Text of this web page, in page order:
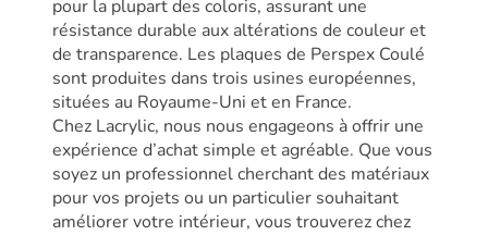
pour la plupart des coloris, assurant une
résistance durable aux altérations de couleur et
de transparence. Les plaques de Perspex Coulé
sont produites dans trois usines européennes,
situées au Royaume-Uni et en France.
Chez Lacrylic, nous nous engageons à offrir une
expérience d’achat simple et agréable. Que vous
soyez un professionnel cherchant des matériaux
pour vos projets ou un particulier souhaitant
améliorer votre intérieur, vous trouverez chez